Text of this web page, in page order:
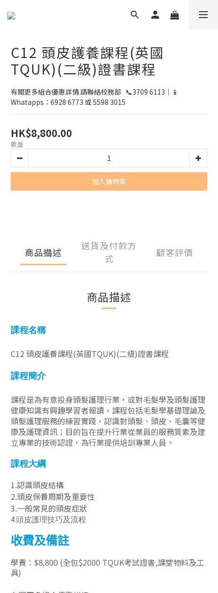
C12 頭皮護養課程(英國
TQUK)(二級)證書課程
有關更多組合優惠詳情 請聯絡校務部   📞3709 6113｜📱
Whatapps：6928 6773 或 5598 3015
HK$8,800.00
數量
加入購物車
商品描述
送貨及付款方
式
顧客評價
商品描述
課程名稱
C12 頭皮護養課程(英國TQUK)(二級)證書課程
課程簡介
課程是為有意投身頭髮護理行業，或對毛髮學及頭髮護理
健康知識有興趣學習者報讀，課程包括毛髮學基礎理論及
頭髮護理服務的練習實踐，認識對頭髮、頭皮、毛囊等健
康及護理資訊；目的旨在提升行業從業員的服務質素及建
立專業的技術認證，為行業提供培訓專業人員。
課程大綱
1.認識頭皮結構
2.頭皮保養周期及重要性
3.一般常見的頭皮症狀
4.頭皮護理技巧及流程
收費及備註
學費： $8,800 (全包$2000 TQUK考試證書,課堂物料及工
具)